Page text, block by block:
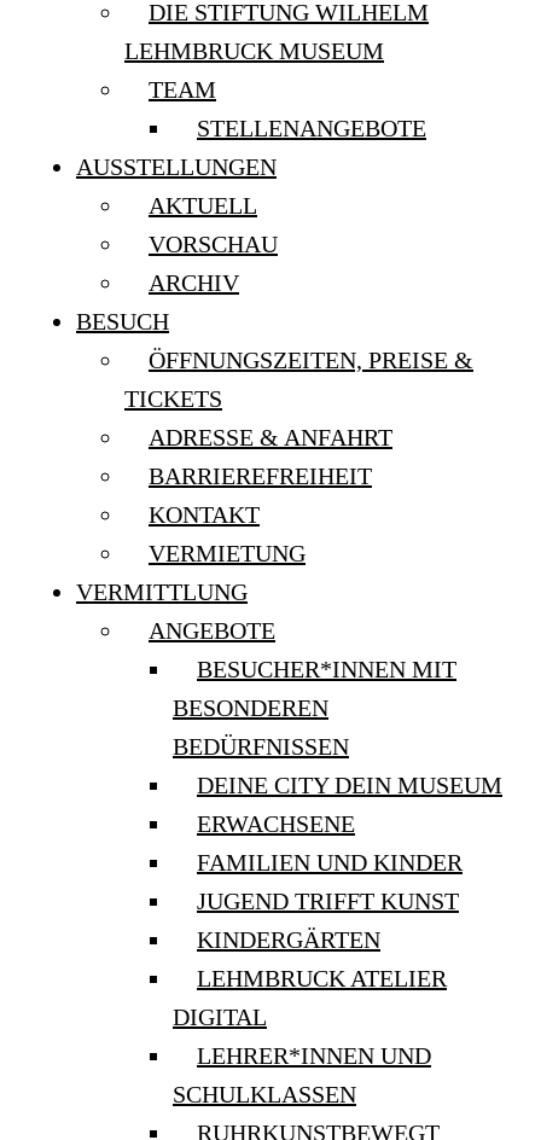
DIE STIFTUNG WILHELM
LEHMBRUCK MUSEUM
TEAM
STELLENANGEBOTE
AUSSTELLUNGEN
AKTUELL
VORSCHAU
ARCHIV
BESUCH
ÖFFNUNGSZEITEN, PREISE &
TICKETS
ADRESSE & ANFAHRT
BARRIEREFREIHEIT
KONTAKT
VERMIETUNG
VERMITTLUNG
ANGEBOTE
BESUCHER*INNEN MIT
BESONDEREN
BEDÜRFNISSEN
DEINE CITY DEIN MUSEUM
ERWACHSENE
FAMILIEN UND KINDER
JUGEND TRIFFT KUNST
KINDERGÄRTEN
LEHMBRUCK ATELIER
DIGITAL
LEHRER*INNEN UND
SCHULKLASSEN
RUHRKUNSTBEWEGT